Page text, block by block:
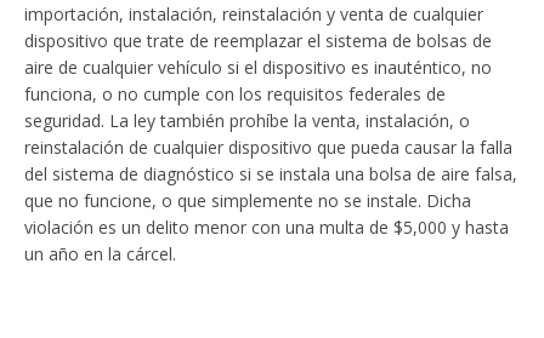
importación, instalación, reinstalación y venta de cualquier
dispositivo que trate de reemplazar el sistema de bolsas de
aire de cualquier vehículo si el dispositivo es inauténtico, no
funciona, o no cumple con los requisitos federales de
seguridad. La ley también prohíbe la venta, instalación, o
reinstalación de cualquier dispositivo que pueda causar la falla
del sistema de diagnóstico si se instala una bolsa de aire falsa,
que no funcione, o que simplemente no se instale. Dicha
violación es un delito menor con una multa de $5,000 y hasta
un año en la cárcel.